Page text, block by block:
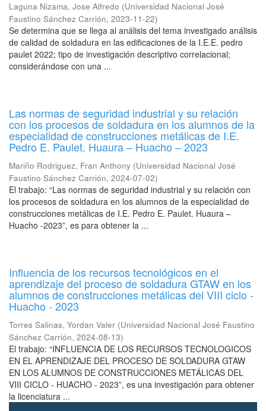
Laguna Nizama, Jose Alfredo (Universidad Nacional José
Faustino Sánchez Carrión, 2023-11-22)
Se determina que se llega al análisis del tema investigado análisis
de calidad de soldadura en las edificaciones de la I.E.E. pedro
paulet 2022; tipo de investigación descriptivo correlacional;
considerándose con una ...
Las normas de seguridad industrial y su relación
con los procesos de soldadura en los alumnos de la
especialidad de construcciones metálicas de I.E.
Pedro E. Paulet. Huaura – Huacho – 2023
Mariño Rodriguez, Fran Anthony (Universidad Nacional José
Faustino Sánchez Carrión, 2024-07-02)
El trabajo: “Las normas de seguridad industrial y su relación con
los procesos de soldadura en los alumnos de la especialidad de
construcciones metálicas de I.E. Pedro E. Paulet. Huaura –
Huacho -2023”, es para obtener la ...
Influencia de los recursos tecnológicos en el
aprendizaje del proceso de soldadura GTAW en los
alumnos de construcciones metálicas del VIII ciclo -
Huacho - 2023
Torres Salinas, Yordan Valer (Universidad Nacional José Faustino
Sánchez Carrión, 2024-08-13)
El trabajo: “INFLUENCIA DE LOS RECURSOS TECNOLOGICOS
EN EL APRENDIZAJE DEL PROCESO DE SOLDADURA GTAW
EN LOS ALUMNOS DE CONSTRUCCIONES METÁLICAS DEL
VIII CICLO - HUACHO - 2023”, es una investigación para obtener
la licenciatura ...